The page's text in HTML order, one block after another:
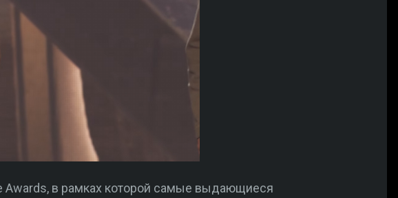
Awards, в рамках которой самые выдающиеся